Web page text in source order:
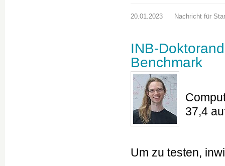
20.01.2023 Nachricht für
INB-
Benchmark
37,4
Um zu testen,